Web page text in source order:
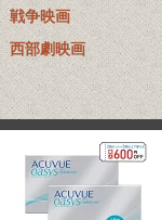
戦争映画
西部劇映画